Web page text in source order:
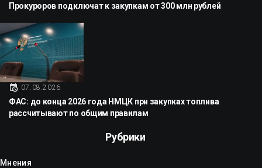
Прокуроров подключат к закупкам от 300 млн рублей
07.08.2026
ФАС: до конца 2026 года НМЦК при закупках топлива
рассчитывают по общим правилам
Рубрики
Мнения